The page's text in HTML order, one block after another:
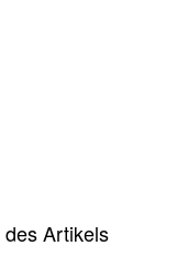
Artikels